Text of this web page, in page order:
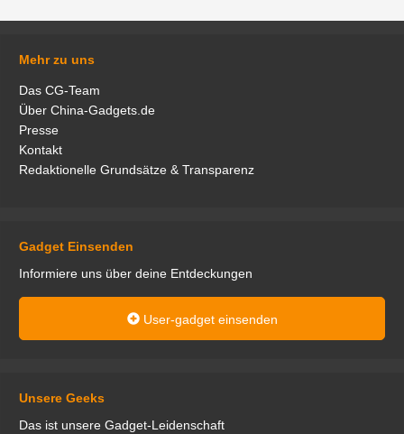
Mehr zu uns
Das CG-Team
Über China-Gadgets.de
Presse
Kontakt
Redaktionelle Grundsätze & Transparenz
Gadget Einsenden
Informiere uns über deine Entdeckungen
User-gadget einsenden
Unsere Geeks
Das ist unsere Gadget-Leidenschaft